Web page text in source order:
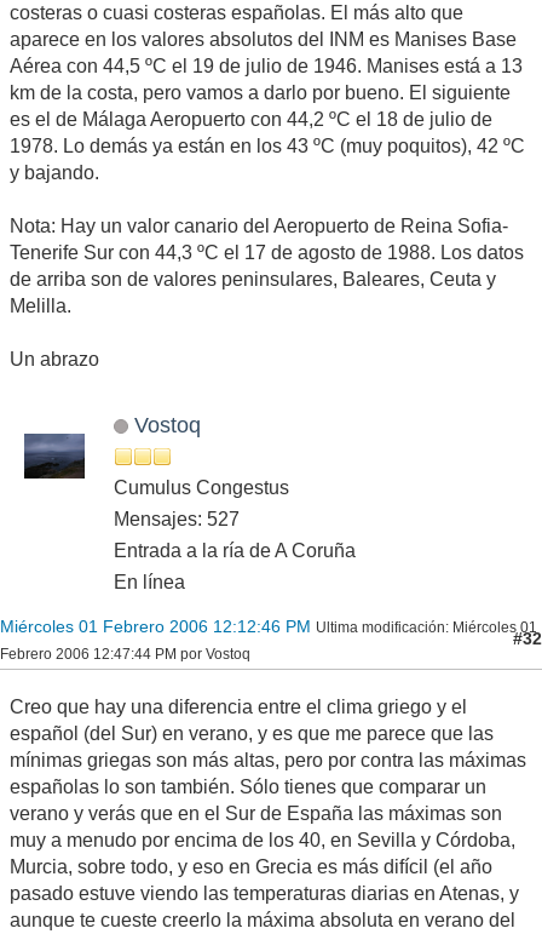
costeras o cuasi costeras españolas. El más alto que
aparece en los valores absolutos del INM es Manises Base
Aérea con 44,5 ºC el 19 de julio de 1946. Manises está a 13
km de la costa, pero vamos a darlo por bueno. El siguiente
es el de Málaga Aeropuerto con 44,2 ºC el 18 de julio de
1978. Lo demás ya están en los 43 ºC (muy poquitos), 42 ºC
y bajando.
Nota: Hay un valor canario del Aeropuerto de Reina Sofia-
Tenerife Sur con 44,3 ºC el 17 de agosto de 1988. Los datos
de arriba son de valores peninsulares, Baleares, Ceuta y
Melilla.
Un abrazo
Vostoq
Cumulus Congestus
Mensajes: 527
Entrada a la ría de A Coruña
En línea
Miércoles 01 Febrero 2006 12:12:46 PM Ultima modificación: Miércoles 01
Febrero 2006 12:47:44 PM por Vostoq
#32
Creo que hay una diferencia entre el clima griego y el
español (del Sur) en verano, y es que me parece que las
mínimas griegas son más altas, pero por contra las máximas
españolas lo son también. Sólo tienes que comparar un
verano y verás que en el Sur de España las máximas son
muy a menudo por encima de los 40, en Sevilla y Córdoba,
Murcia, sobre todo, y eso en Grecia es más difícil (el año
pasado estuve viendo las temperaturas diarias en Atenas, y
aunque te cueste creerlo la máxima absoluta en verano del